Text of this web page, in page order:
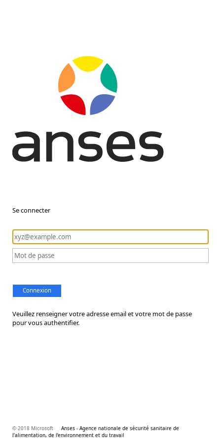
Se connecter
Connexion
Veuillez renseigner votre adresse email et votre mot de passe
pour vous authentifier.
© 2018 Microsoft
Anses - Agence nationale de sécurité sanitaire de
l’alimentation, de l’environnement et du travail